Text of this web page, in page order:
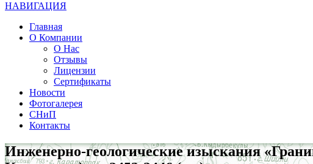
НАВИГАЦИЯ
Главная
О Компании
О Нас
Отзывы
Лицензии
Сертификаты
Новости
Фотогалерея
СНиП
Контакты
Инженерно-геологические изыскания